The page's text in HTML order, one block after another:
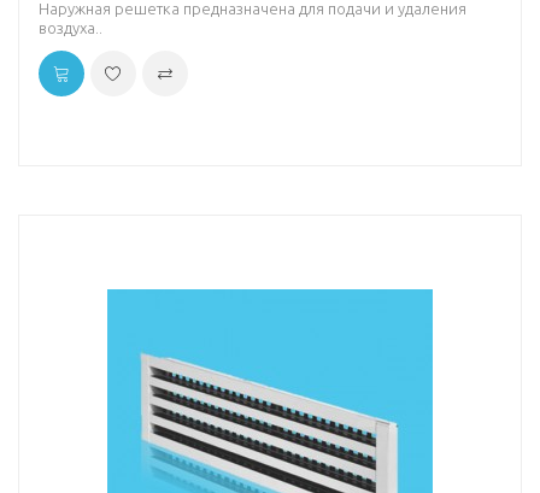
Наружная решетка предназначена для подачи и удаления
воздуха..